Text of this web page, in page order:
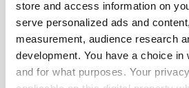
store and access information on
serve personalized ads and
measurement, audience research
development. You have a choice in
and for what purposes. Your